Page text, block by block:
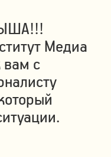
Медиа
вам с